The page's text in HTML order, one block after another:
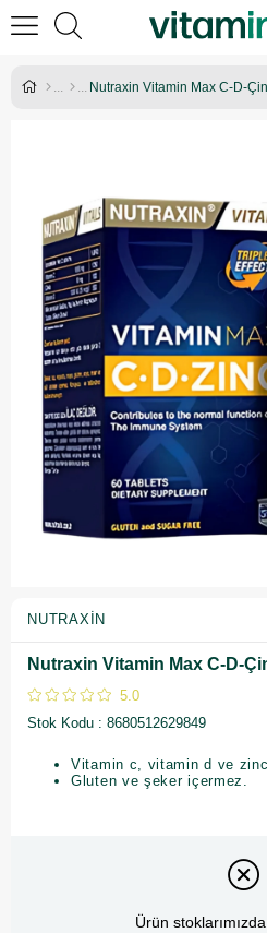
Nutraxin Vitamin Max C-D-
NUTRAXIN
Nutraxin Vitamin Max C-D-
5.0
Stok Kodu
8680512629849
Vitamin c, vitamin d ve
Gluten ve şeker içermez.
Ürün